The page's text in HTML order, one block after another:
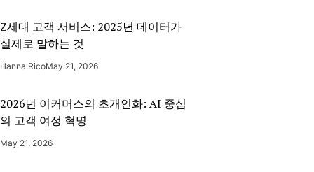
Z세대 고객 서비스: 2025년 데이터가
실제로 말하는 것
Hanna RicoMay 21, 2026
2026년 이커머스의 초개인화: AI 중심
의 고객 여정 혁명
May 21, 2026